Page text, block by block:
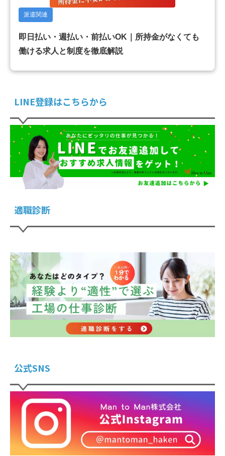
派遣関連
即日払い・週払い・前払いOK｜所持金がなくても
働ける求人と制度を徹底解説
LINE登録はこちらから
適職診断
公式SNS